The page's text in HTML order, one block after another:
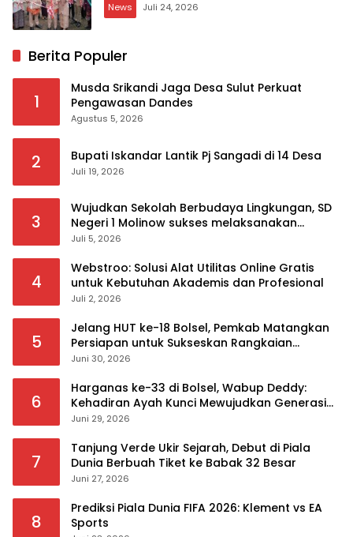
News Juli 24, 2026
Berita Populer
1
Musda Srikandi Jaga Desa Sulut Perkuat
Pengawasan Dandes
Agustus 5, 2026
2 Bupati Iskandar Lantik Pj Sangadi di 14 Desa
Juli 19, 2026
3
Wujudkan Sekolah Berbudaya Lingkungan, SD
Negeri 1 Molinow sukses melaksanakan
serangkaian kegiatan Kampanye dan
Juli 5, 2026
4
Webstroo: Solusi Alat Utilitas Online Gratis
untuk Kebutuhan Akademis dan Profesional
Juli 2, 2026
5
Jelang HUT ke-18 Bolsel, Pemkab Matangkan
Persiapan untuk Sukseskan Rangkaian
Peringatan
Juni 30, 2026
6
Harganas ke-33 di Bolsel, Wabup Deddy:
Kehadiran Ayah Kunci Mewujudkan Generasi
Berkualitas
Juni 29, 2026
7
Tanjung Verde Ukir Sejarah, Debut di Piala
Dunia Berbuah Tiket ke Babak 32 Besar
Juni 27, 2026
8
Prediksi Piala Dunia FIFA 2026: Klement vs EA
Sports